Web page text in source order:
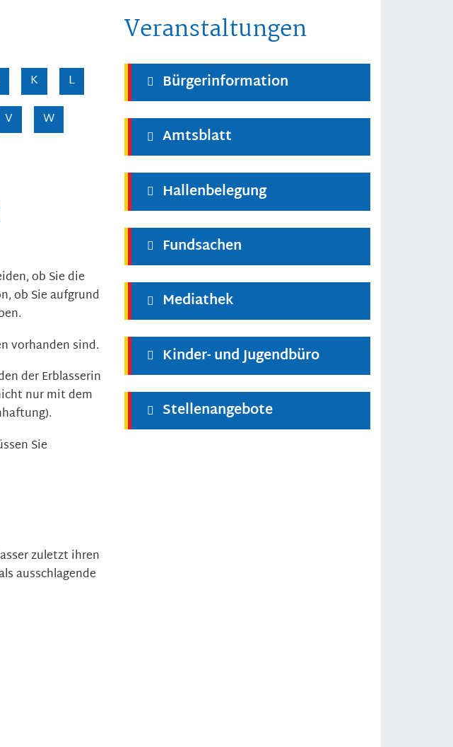
K
L
V
W
ob Sie die
ob Sie aufgrund
vorhanden sind.
der Erblasserin
nur mit dem
Sie
zuletzt ihren
ausschlagende
Veranstaltungen
Bürgerinformation
Amtsblatt
Hallenbelegung
Fundsachen
Mediathek
Kinder- und Jugendbüro
Stellenangebote